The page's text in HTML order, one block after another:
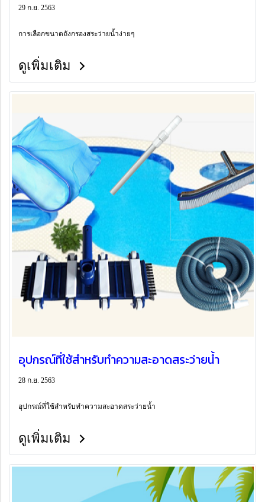
29 ก.ย. 2563
การเลือกขนาดถังกรองสระว่ายน้ำง่ายๆ
ดูเพิ่มเติม
อุปกรณ์ที่ใช้สำหรับทำความสะอาดสระว่ายน้ำ
28 ก.ย. 2563
อุปกรณ์ที่ใช้สำหรับทำความสะอาดสระว่ายน้ำ
ดูเพิ่มเติม